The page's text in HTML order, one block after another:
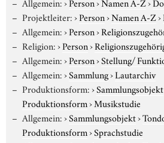
Projektleiter:›Person›Namen A-Z›
Allgemein:›Person›
Religion:›Person›
Allgemein:›Person›Stellung/
Allgemein:›Sammlung›Lautarchiv
Produktionsform:›Sammlungsobjekt
Produktionsform›Musikstudie
Allgemein:›Sammlungsobjekt›
Produktionsform›Sprachstudie